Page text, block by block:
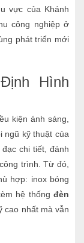
vực của Khánh
công nghiệp ở
phát triển mới
Hình
kiện ánh sáng,
ngũ kỹ thuật của
chi tiết, đánh
trình. Từ đó,
hợp: inox bóng
hệ thống đèn
cao nhất mà vẫn